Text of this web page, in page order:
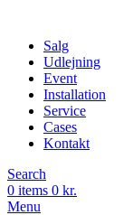
Salg
Udlejning
Event
Installation
Service
Cases
Kontakt
Search
0 items 0 kr.
Menu